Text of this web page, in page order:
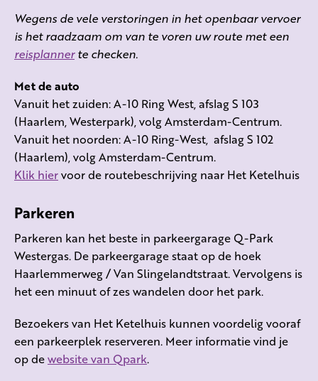
Wegens de vele verstoringen in het openbaar vervoer
is het raadzaam om van te voren uw route met een
reisplannerte checken.
Met de auto
Vanuit het zuiden: A-10 Ring West, afslag S 103
(Haarlem, Westerpark), volg Amsterdam-Centrum.
Vanuit het noorden: A-10 Ring-West, afslag S 102
(Haarlem), volg Amsterdam-Centrum.
Klik hiervoor de routebeschrijving naar Het Ketelhuis
Parkeren
Parkeren kan het beste in parkeergarage Q-Park
Westergas. De parkeergarage staat op de hoek
Haarlemmerweg / Van Slingelandtstraat. Vervolgens is
het een minuut of zes wandelen door het park.
Bezoekers van Het Ketelhuis kunnen voordelig vooraf
een parkeerplek reserveren. Meer informatie vind je
op dewebsite van Qpark.